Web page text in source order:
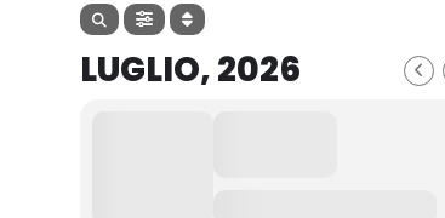
LUGLIO, 2026